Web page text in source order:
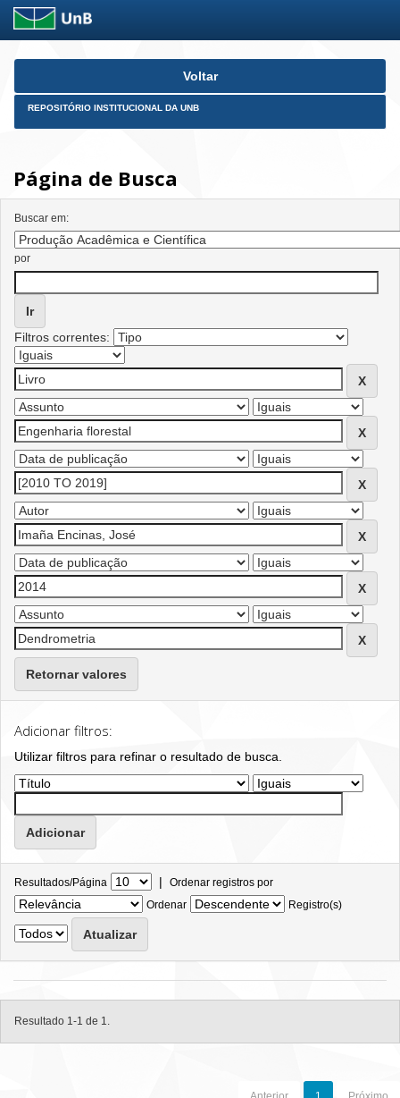
Skip
Voltar
REPOSITÓRIO INSTITUCIONAL DA UNB
Página de Busca
Buscar em:
por
Filtros correntes:
Retornar valores
Adicionar filtros:
Utilizar filtros para refinar o resultado de busca.
Resultados/Página | Ordenar registros por
Ordenar
Registro(s)
Resultado 1-1 de 1.